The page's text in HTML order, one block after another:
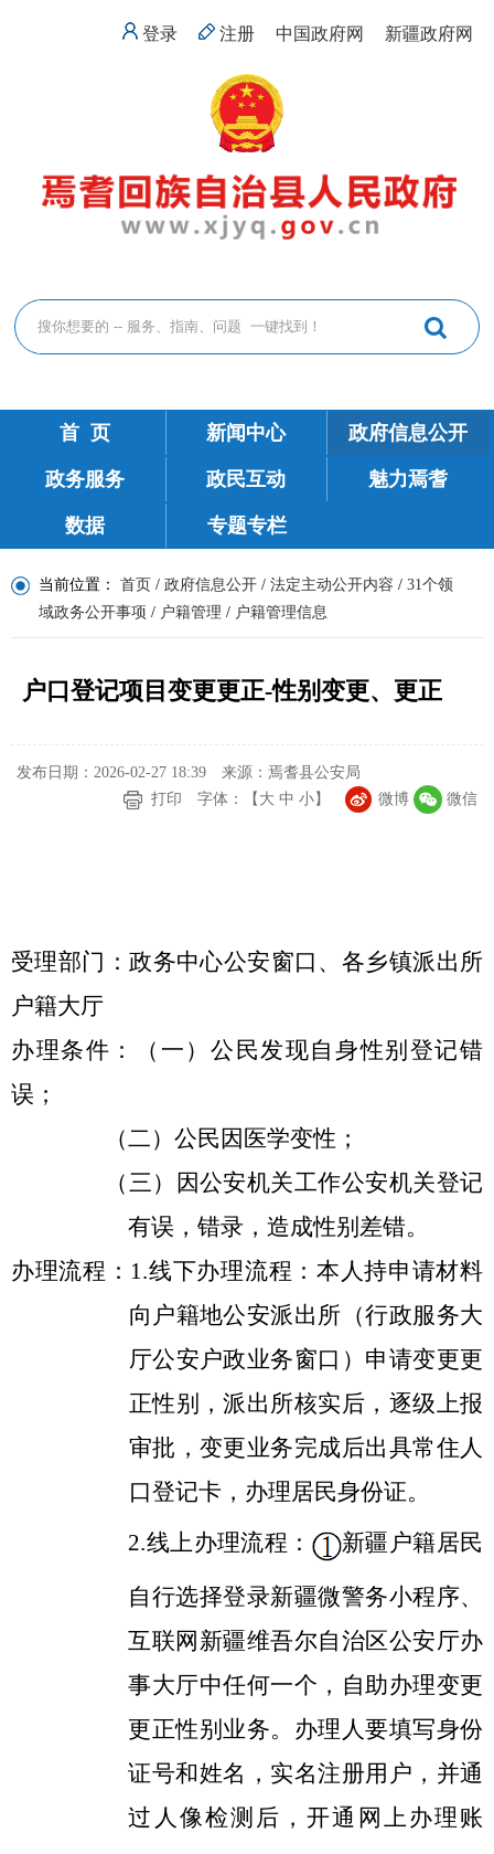
登录 注册 中国政府网 新疆政府网
首 页 新闻中心 政府信息公开
政务服务 政民互动 魅力焉耆
数据 专题专栏
当前位置： 首页 / 政府信息公开 / 法定主动公开内容 / 31个领
域政务公开事项 / 户籍管理 / 户籍管理信息
户口登记项目变更更正-性别变更、更正
发布日期：2026-02-27 18:39
来源：焉耆县公安局
打印
字体：【 大 中 小】 微博 微信
受理部门：政务中心公安窗口、各乡镇派出所
户籍大厅
办理条件：（一）公民发现自身性别登记错
误；
（二）公民因医学变性；
（三）因公安机关工作公安机关登记
有误，错录，造成性别差错。
办理流程： 1.线下办理流程：本人持申请材料
向户籍地公安派出所（行政服务大
厅公安户政业务窗口）申请变更更
正性别，派出所核实后，逐级上报
审批，变更业务完成后出具常住人
口登记卡，办理居民身份证。
2.线上办理流程：
新疆户籍居民
自行选择登录新疆微警务小程序、
互联网新疆维吾尔自治区公安厅办
事大厅中任何一个，自助办理变更
更正性别业务。办理人要填写身份
证号和姓名，实名注册用户，并通
过人像检测后，开通网上办理账